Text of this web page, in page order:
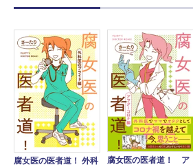
腐女医の医者道！ 外科
腐女医の医者道！ ア